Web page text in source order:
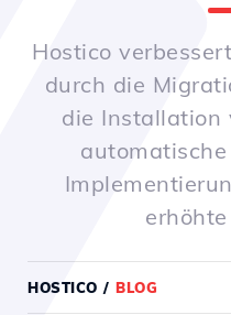
Hostico
durch die
die Installation
HOSTICO / BLOG